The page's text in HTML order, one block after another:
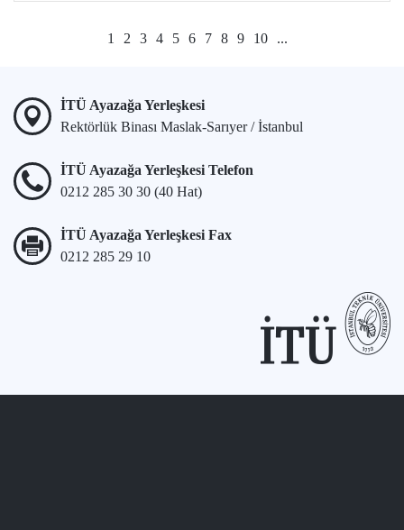
1 2 3 4 5 6 7 8 9 10 ...
İTÜ Ayazağa Yerleşkesi
Rektörlük Binası Maslak-Sarıyer / İstanbul
İTÜ Ayazağa Yerleşkesi Telefon
0212 285 30 30 (40 Hat)
İTÜ Ayazağa Yerleşkesi Fax
0212 285 29 10